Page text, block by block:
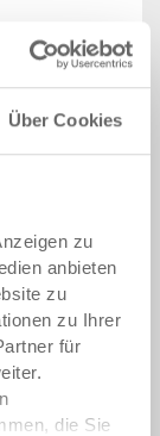
Über Cookies
zu
anbieten
zu
zu Ihrer
für
die Sie